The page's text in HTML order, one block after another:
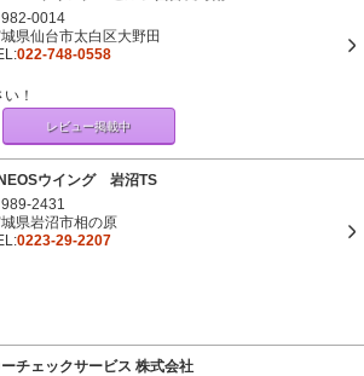
0014
県仙台市太白区大野田
022-748-0558
！
レビュー掲載中
ウイング 岩沼TS
2431
県岩沼市相の原
0223-29-2207
チェックサービス 株式会社